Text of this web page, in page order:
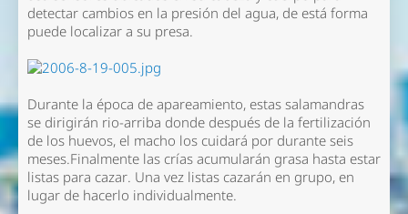
detectar cambios en la presión del agua, de está forma
puede localizar a su presa.
Durante la época de apareamiento, estas salamandras
se dirigirán rio-arriba donde después de la fertilización
de los huevos, el macho los cuidará por durante seis
meses.Finalmente las crías acumularán grasa hasta estar
listas para cazar. Una vez listas cazarán en grupo, en
lugar de hacerlo individualmente.